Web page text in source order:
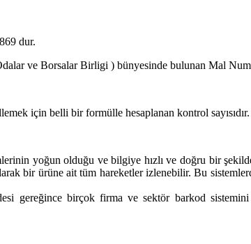
dur.
ve Borsalar Birligi ) bünyesinde bulunan Mal
için belli bir formülle hesaplanan kontrol sayısıdır.
yoğun olduğu ve bilgiye hızlı ve doğru bir
bir ürüne ait tüm hareketler izlenebilir. Bu
gereğince birçok firma ve sektör barkod